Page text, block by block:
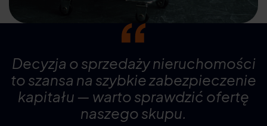
Decyzja o sprzedaży nieruchomości
to szansa na szybkie zabezpieczenie
kapitału — warto sprawdzić ofertę
naszego skupu.